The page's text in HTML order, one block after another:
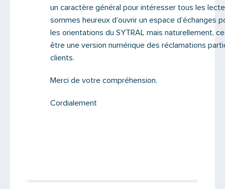
un caractère général pour intéresser tous les
sommes heureux d’ouvrir un espace d’échanges
les orientations du SYTRAL mais naturellement,
être une version numérique des réclamations
clients.
Merci de votre compréhension.
Cordialement